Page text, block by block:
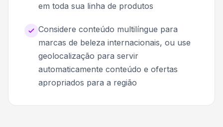
em toda sua linha de produtos
Considere conteúdo multilíngue para
marcas de beleza internacionais, ou use
geolocalização para servir
automaticamente conteúdo e ofertas
apropriados para a região